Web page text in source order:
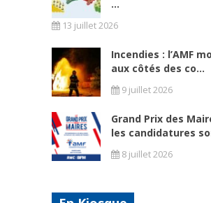
...
13 juillet 2026
Incendies : l’AMF
aux côtés des co...
9 juillet 2026
Grand Prix des
les candidatures
8 juillet 2026